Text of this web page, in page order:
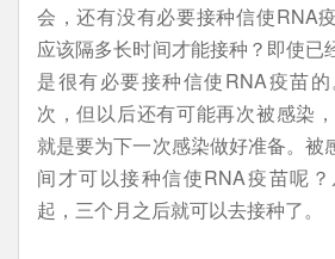
会，还有没有必要接种信使RNA
应该隔多长时间才能接种？即使已
是很有必要接种信使RNA疫苗
次，但以后还有可能再次被感染
就是要为下一次感染做好准备。被
间才可以接种信使RNA疫苗呢
起，三个月之后就可以去接种了。